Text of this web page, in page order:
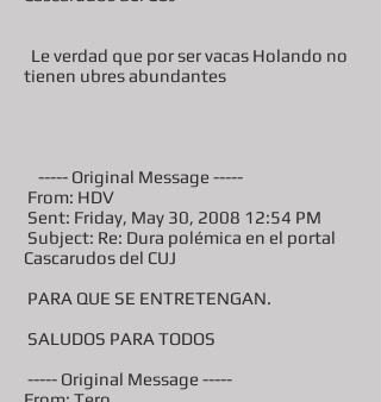
Le verdad que por ser vacas Holando no
tienen ubres abundantes
----- Original Message -----
From: HDV
Sent: Friday, May 30, 2008 12:54 PM
Subject: Re: Dura polémica en el portal
Cascarudos del CUJ
PARA QUE SE ENTRETENGAN.
SALUDOS PARA TODOS
----- Original Message -----